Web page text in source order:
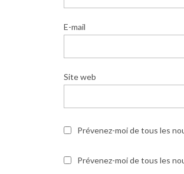
E-mail
Site web
Prévenez-moi de tous les
Prévenez-moi de tous les